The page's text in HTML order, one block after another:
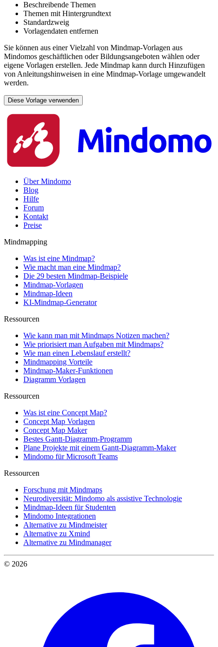
Beschreibende Themen
Themen mit Hintergrundtext
Standardzweig
Vorlagendaten entfernen
Sie können aus einer Vielzahl von Mindmap-Vorlagen aus
Mindomos geschäftlichen oder Bildungsangeboten wählen oder
eigene Vorlagen erstellen. Jede Mindmap kann durch Hinzufügen
von Anleitungshinweisen in eine Mindmap-Vorlage umgewandelt
werden.
Diese Vorlage verwenden
Über Mindomo
Blog
Hilfe
Forum
Kontakt
Preise
Mindmapping
Was ist eine Mindmap?
Wie macht man eine Mindmap?
Die 29 besten Mindmap-Beispiele
Mindmap-Vorlagen
Mindmap-Ideen
KI-Mindmap-Generator
Ressourcen
Wie kann man mit Mindmaps Notizen machen?
Wie priorisiert man Aufgaben mit Mindmaps?
Wie man einen Lebenslauf erstellt?
Mindmapping Vorteile
Mindmap-Maker-Funktionen
Diagramm Vorlagen
Ressourcen
Was ist eine Concept Map?
Concept Map Vorlagen
Concept Map Maker
Bestes Gantt-Diagramm-Programm
Plane Projekte mit einem Gantt-Diagramm-Maker
Mindomo für Microsoft Teams
Ressourcen
Forschung mit Mindmaps
Neurodiversität: Mindomo als assistive Technologie
Mindmap-Ideen für Studenten
Mindomo Integrationen
Alternative zu Mindmeister
Alternative zu Xmind
Alternative zu Mindmanager
© 2026